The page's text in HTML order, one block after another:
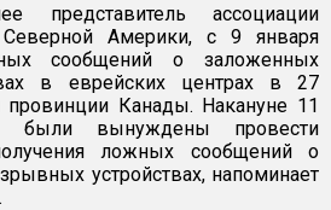
представитель ассоциации
Северной Америки, с 9 января
сообщений о заложенных
в еврейских центрах в 27
Канады. Накануне 11
были вынуждены провести
ложных сообщений о
устройствах, напоминает
.